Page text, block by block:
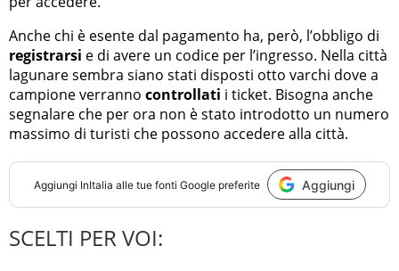
Anche chi è esente dal pagamento ha, però, l’obbligo di
registrarsi e di avere un codice per l’ingresso. Nella città
lagunare sembra siano stati disposti otto varchi dove a
campione verranno controllati i ticket. Bisogna anche
segnalare che per ora non è stato introdotto un numero
massimo di turisti che possono accedere alla città.
Aggiungi InItalia alle tue fonti Google preferite Aggiungi
SCELTI PER VOI: